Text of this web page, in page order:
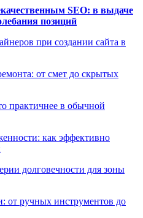
SEO: в выдаче
позиций
при создании сайта в
от смет до скрытых
практичнее в обычной
как эффективно
долговечности для зоны
от ручных инструментов до